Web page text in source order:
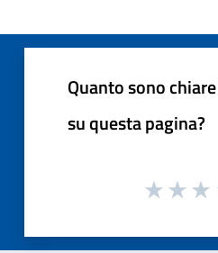
Quanto sono
su questa pagina?